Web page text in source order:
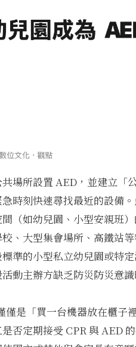
場所設置 AED，並建立「
時刻快速尋找最近的設備
（如幼兒園、小型安親班）
、大型集會場所、高鐵站
準的小型私立幼兒園或特
動主辦方缺乏防災防災意
僅是「買一台機器放在櫃子
否定期接受 CPR 與 AED